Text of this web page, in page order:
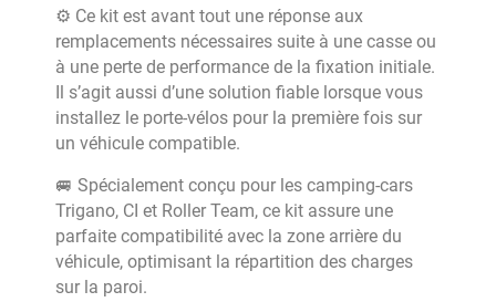
⚙️ Ce kit est avant tout une réponse aux
remplacements nécessaires suite à une casse ou
à une perte de performance de la fixation initiale.
Il s’agit aussi d’une solution fiable lorsque vous
installez le porte-vélos pour la première fois sur
un véhicule compatible.
🚐 Spécialement conçu pour les camping-cars
Trigano, CI et Roller Team, ce kit assure une
parfaite compatibilité avec la zone arrière du
véhicule, optimisant la répartition des charges
sur la paroi.